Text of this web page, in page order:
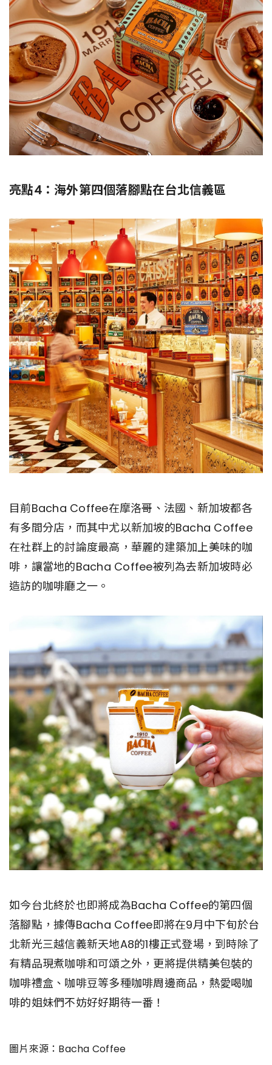
亮點4：海外第四個落腳點在台北信義區
目前Bacha Coffee在摩洛哥、法國、新加坡都各
有多間分店，而其中尤以新加坡的Bacha Coffee
在社群上的討論度最高，華麗的建築加上美味的咖
啡，讓當地的Bacha Coffee被列為去新加坡時必
造訪的咖啡廳之一。
如今台北終於也即將成為Bacha Coffee的第四個
落腳點，據傳Bacha Coffee即將在9月中下旬於台
北新光三越信義新天地A8的1樓正式登場，到時除了
有精品現煮咖啡和可頌之外，更將提供精美包裝的
咖啡禮盒、咖啡豆等多種咖啡周邊商品，熱愛喝咖
啡的姐妹們不妨好好期待一番！
圖片來源：Bacha Coffee